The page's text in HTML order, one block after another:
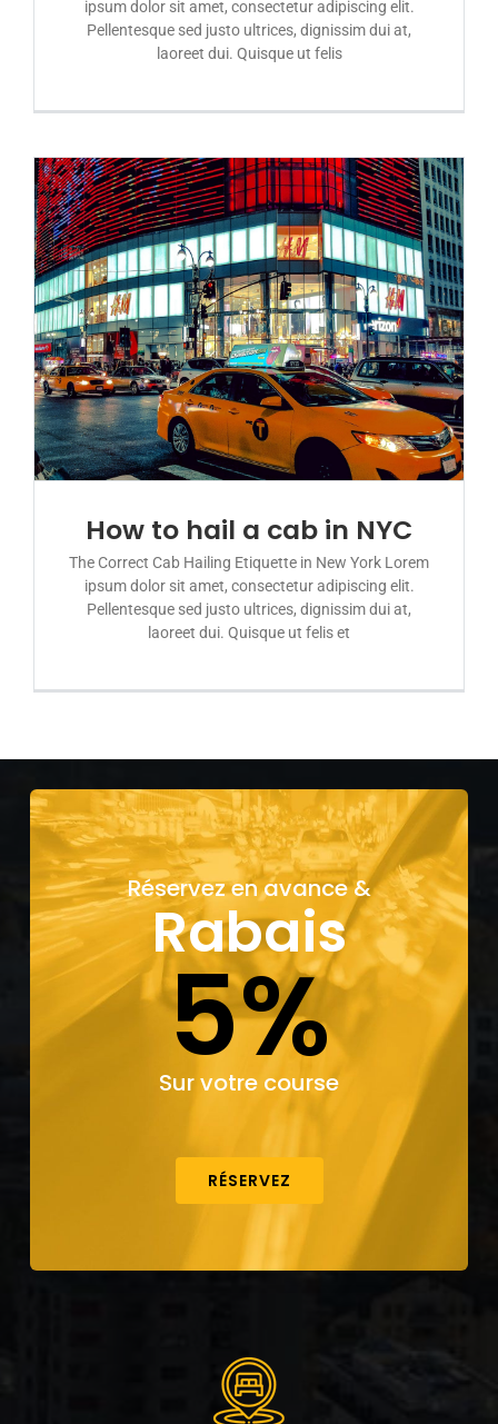
ipsum dolor sit amet, consectetur adipiscing elit.
Pellentesque sed justo ultrices, dignissim dui at,
laoreet dui. Quisque ut felis
How to hail a cab in NYC
The Correct Cab Hailing Etiquette in New York Lorem
ipsum dolor sit amet, consectetur adipiscing elit.
Pellentesque sed justo ultrices, dignissim dui at,
laoreet dui. Quisque ut felis et
Réservez en avance &
Rabais
5%
Sur votre course
RÉSERVEZ